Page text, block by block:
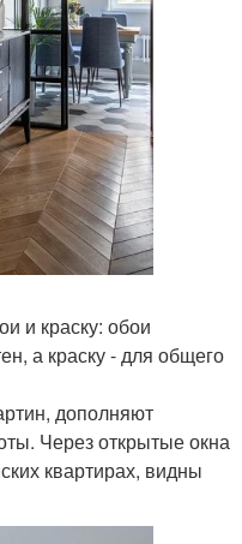
и краску: обои
а краску - для общего
дополняют
Через открытые окна
квартирах, видны